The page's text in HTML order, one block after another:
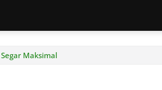
Maksimal